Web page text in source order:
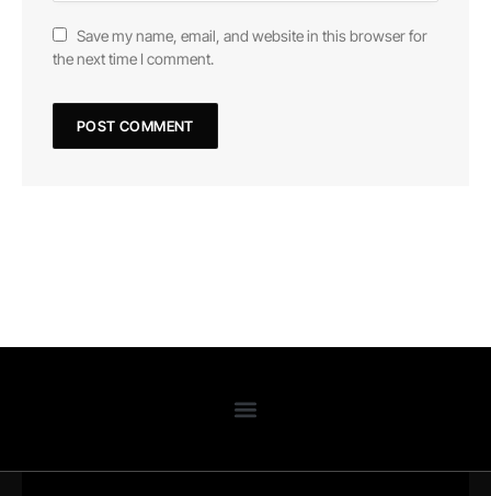
Save my name, email, and website in this browser for
the next time I comment.